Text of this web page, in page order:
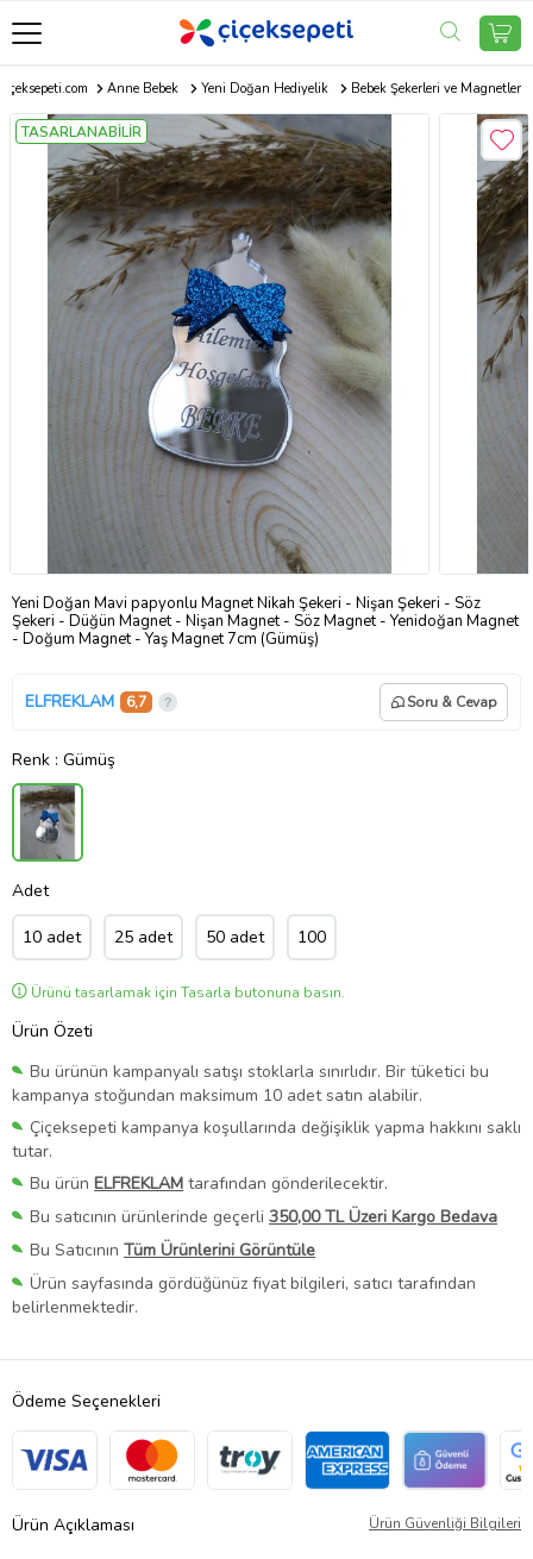
Anne Bebek Yeni Doğan Hediyelik Bebek Şekerleri ve Magnetler
TASARLANABİLİR
Yeni Doğan Mavi papyonlu Magnet Nikah Şekeri - Nişan Şekeri - Söz
Şekeri - Düğün Magnet - Nişan Magnet - Söz Magnet - Yenidoğan Magnet
- Doğum Magnet - Yaş Magnet 7cm (Gümüş)
ELFREKLAM 6,7 Soru & Cevap
Renk : Gümüş
Adet
10 adet 25 adet 50 adet 100
Ürünü tasarlamak için Tasarla butonuna basın.
Ürün Özeti
Bu ürünün kampanyalı satışı stoklarla sınırlıdır. Bir tüketici bu
kampanya stoğundan maksimum 10 adet satın alabilir.
Çiçeksepeti kampanya koşullarında değişiklik yapma hakkını saklı
tutar.
Bu ürün ELFREKLAM tarafından gönderilecektir.
Bu satıcının ürünlerinde geçerli 350,00 TL Üzeri Kargo Bedava
Bu Satıcının Tüm Ürünlerini Görüntüle
Ürün sayfasında gördüğünüz fiyat bilgileri, satıcı tarafından
belirlenmektedir.
Ödeme Seçenekleri
Ürün Açıklaması Ürün Güvenliği Bilgileri